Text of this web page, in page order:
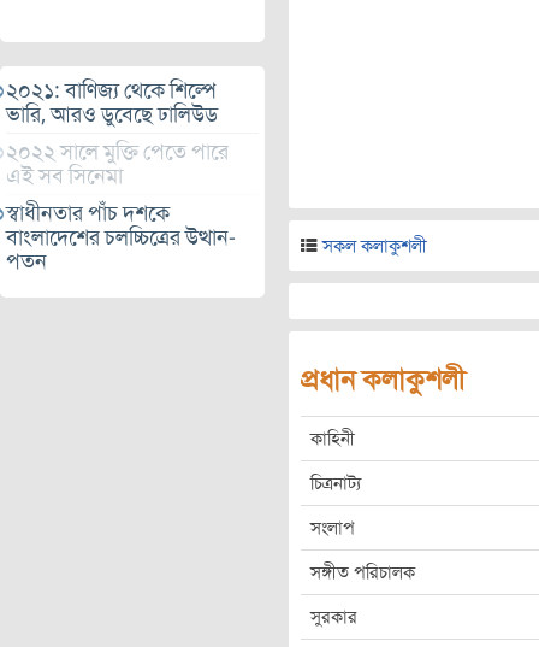
২০২১: বাণিজ্য থেকে শিল্পে
ভারি, আরও ডুবেছে ঢালিউড
২০২২ সালে মুক্তি পেতে পারে
এই সব সিনেমা
স্বাধীনতার পাঁচ দশকে
বাংলাদেশের চলচ্চিত্রের উত্থান-
পতন
সকল কলাকুশলী
প্রধান কলাকুশলী
কাহিনী
চিত্রনাট্য
সংলাপ
সঙ্গীত পরিচালক
সুরকার